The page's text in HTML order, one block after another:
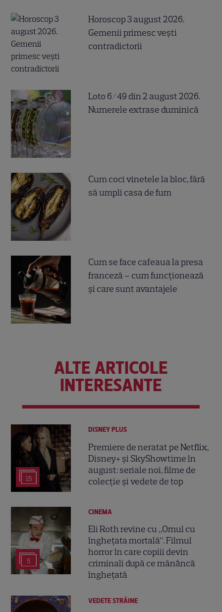
Horoscop 3 august 2026.
Gemenii primesc vești
contradictorii
Loto 6/49 din 2 august 2026.
Numerele extrase duminică
Cum coci vinetele la bloc, fără
să umpli casa de fum
Cum se face cafeaua la presa
franceză – cum funcționează
și care sunt avantajele
ALTE ARTICOLE
INTERESANTE
15
DISNEY PLUS
Premiere de neratat pe Netflix,
Disney+ și SkyShowtime în
august: seriale noi, filme de
colecție și vedete de top
5
CINEMA
Eli Roth revine cu „Omul cu
înghețata mortală”. Filmul
horror în care copiii devin
criminali după ce mănâncă
înghețată
VEDETE STRĂINE